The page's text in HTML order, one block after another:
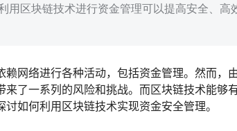
用区块链技术进行资金管理可以提高安全、高
赖网络进行各种活动，包括资金管理。然而，
了一系列的风险和挑战。而区块链技术能够
如何利用区块链技术实现资金安全管理。